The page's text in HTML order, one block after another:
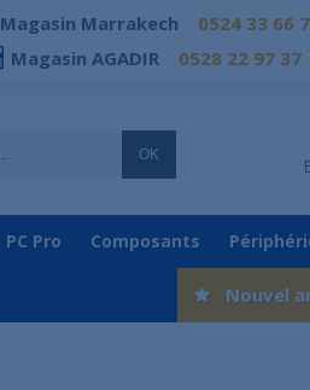
Magasin Marrakech 0524 33 66
Magasin AGADIR 0528 22 97 37
OK
Nouvel
PC Pro Composants